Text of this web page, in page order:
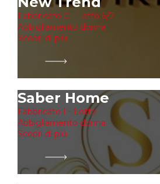
Fabbricato C - Lotto 6/7
Abbigliamento donna
Scopri di più
Saber Home
Fabbricato I - Lotto
Abbigliamento donna
Scopri di più